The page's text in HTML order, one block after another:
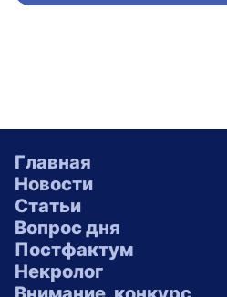
Главная
Новости
Статьи
Вопрос дня
Постфактум
Некролог